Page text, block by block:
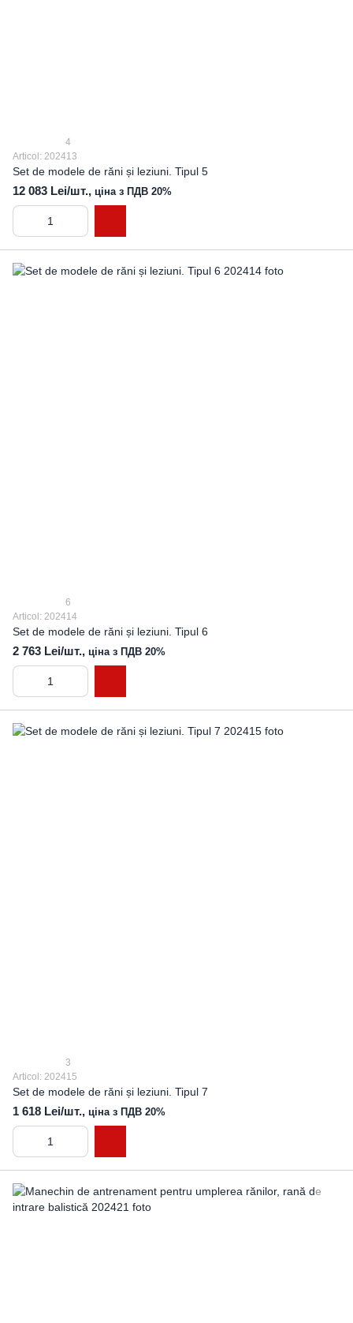
4
Articol: 202413
Set de modele de răni și leziuni. Tipul 5
12 083 Lei/шт., ціна з ПДВ 20%
6
Articol: 202414
Set de modele de răni și leziuni. Tipul 6
2 763 Lei/шт., ціна з ПДВ 20%
3
Articol: 202415
Set de modele de răni și leziuni. Tipul 7
1 618 Lei/шт., ціна з ПДВ 20%